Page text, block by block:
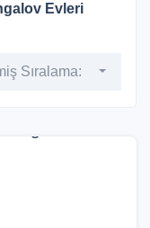
Evleri
Sıralama: